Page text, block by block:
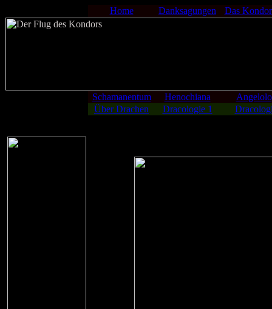
Home Danksagungen Das
Schamanentum Henochiana
Über Drachen
Dracologie 1